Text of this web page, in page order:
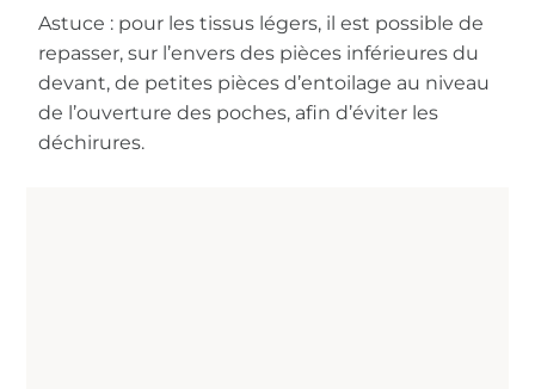
Astuce : pour les tissus légers, il est possible de
repasser, sur l’envers des pièces inférieures du
devant, de petites pièces d’entoilage au niveau
de l’ouverture des poches, afin d’éviter les
déchirures.